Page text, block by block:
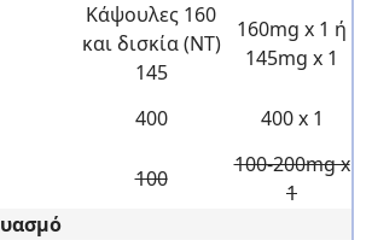
Κάψουλες 160
και δισκία (ΝΤ)
145
160mg x 1 ή
145mg x 1
400
400 x 1
100
100-200mg x
1